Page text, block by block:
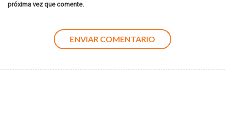
próxima vez que comente.